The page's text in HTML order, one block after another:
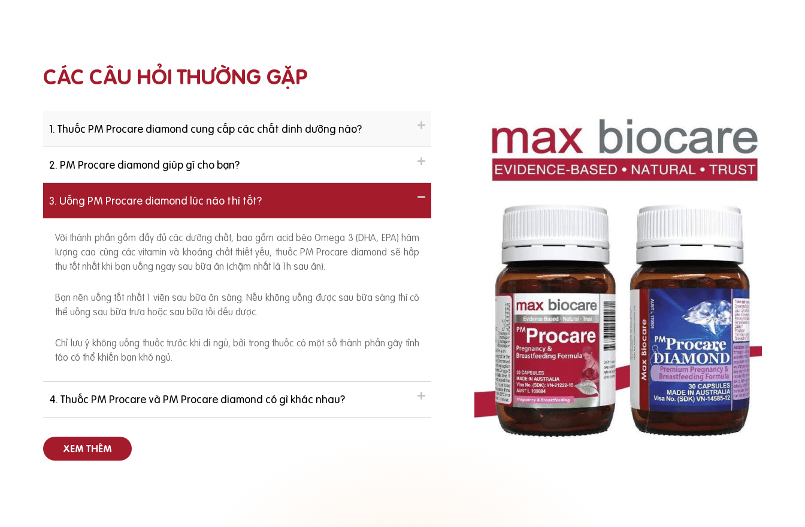
CÁC CÂU HỎI THƯỜNG GẶP
1. Thuốc PM Procare diamond cung cấp các chất dinh dưỡng nào?
2. PM Procare diamond giúp gì cho bạn?
3. Uống PM Procare diamond lúc nào thì tốt?
Với thành phần gồm đầy đủ các dưỡng chất, bao gồm acid béo Omega 3 (DHA, EPA) hàm
lượng cao cùng các vitamin và khoáng chất thiết yếu, thuốc PM Procare diamond sẽ hấp
thu tốt nhất khi bạn uống ngay sau bữa ăn (chậm nhất là 1h sau ăn).
Bạn nên uống tốt nhất 1 viên sau bữa ăn sáng. Nếu không uống được sau bữa sáng thì có
thể uống sau bữa trưa hoặc sau bữa tối đều được.
Chỉ lưu ý không uống thuốc trước khi đi ngủ, bởi trong thuốc có một số thành phần gây tỉnh
táo có thể khiến bạn khó ngủ.
4. Thuốc PM Procare và PM Procare diamond có gì khác nhau?
XEM THÊM